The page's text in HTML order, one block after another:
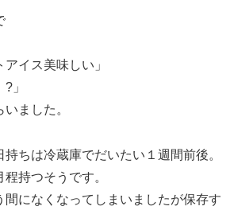
アイス美味しい」
」
ました。
ちは冷蔵庫でだいたい１週間前後。
持つそうです。
間になくなってしまいましたが保存す